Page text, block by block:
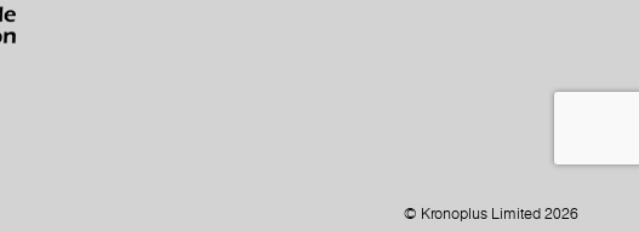
© Kronoplus Limited 2026